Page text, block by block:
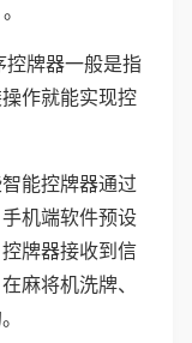
控牌器一般是指
作就能实现控
能控牌器通过
机端软件预设
牌器接收到信
麻将机洗牌、